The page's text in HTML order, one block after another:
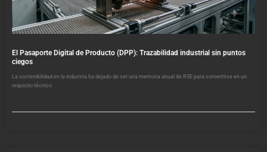
El Pasaporte Digital de Producto (DPP): Trazabilidad industrial sin puntos
ciegos
La sostenibilidad en la industria ha dejado de ser una memoria anual de RSE para convertirse en un
requisito técnico